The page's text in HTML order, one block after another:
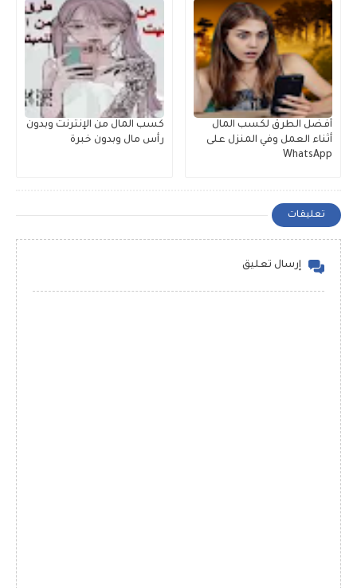
أفضل الطرق لكسب المال
أثناء العمل وفي المنزل على
WhatsApp
كسب المال من الإنترنت وبدون
رأس مال وبدون خبرة
تعليقات
إرسال تعليق